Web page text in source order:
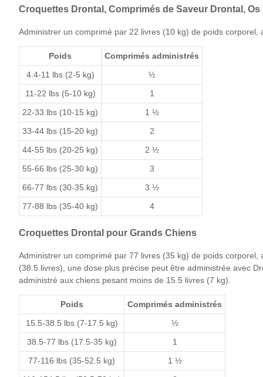
Croquettes Drontal, Comprimés de Saveur Drontal,
Administrer un comprimé par 22 livres (10 kg) de poids
Poids
Comprimés administrés
4.4-11 lbs (2-5 kg)
½
11-22 lbs (5-10 kg)
1
22-33 lbs (10-15 kg)
1 ½
33-44 lbs (15-20 kg)
2
44-55 lbs (20-25 kg)
2 ½
55-66 lbs (25-30 kg)
3
66-77 lbs (30-35 kg)
3 ½
77-88 lbs (35-40 kg)
4
Croquettes Drontal pour Grands Chiens
Administrer un comprimé par 77 livres (35 kg) de poids
(38.5 livres), une dose plus précise peut être administrée avec
administré aux chiens pesant moins de 15.5 livres (7 kg).
Poids
Comprimés administrés
15.5-38.5 lbs (7-17.5 kg)
½
38.5-77 lbs (17.5-35 kg)
1
77-116 lbs (35-52.5 kg)
1 ½